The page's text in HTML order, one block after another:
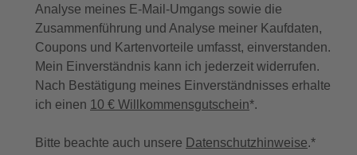
Analyse meines E-Mail-Umgangs sowie die
Zusammenführung und Analyse meiner Kaufdaten,
Coupons und Kartenvorteile umfasst, einverstanden.
Mein Einverständnis kann ich jederzeit widerrufen.
Nach Bestätigung meines Einverständnisses erhalte
ich einen 10 € Willkommensgutschein*.
Bitte beachte auch unsere Datenschutzhinweise.